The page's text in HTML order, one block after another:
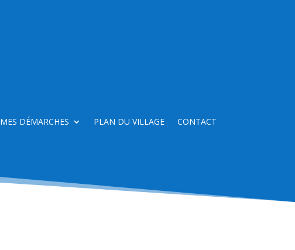
MES DÉMARCHES PLAN DU VILLAGE CONTACT